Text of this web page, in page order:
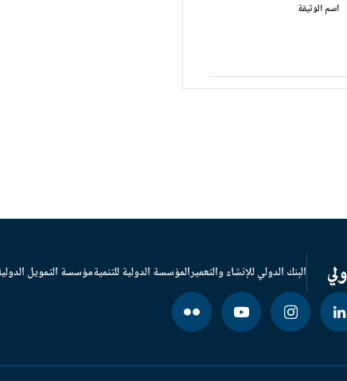
اسم الوثيقة
البنك الدولي للإنشاء والتعميرالمؤسسة الدولية للتنميةمؤسسة التمويل